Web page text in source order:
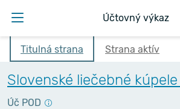
Účtovný výkaz
Titulná strana Strana aktív
Úč POD